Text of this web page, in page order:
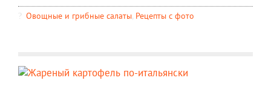
Овощные и грибные салаты, Рецепты c фото